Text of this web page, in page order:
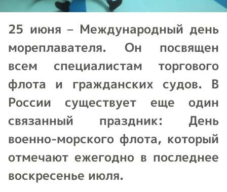
25 июня – Международный день
мореплавателя. Он посвящен
всем специалистам торгового
флота и гражданских судов. В
России существует еще один
связанный праздник: День
военно-морского флота, который
отмечают ежегодно в последнее
воскресенье июля.